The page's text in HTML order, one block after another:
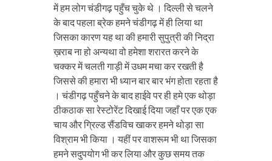
में हम लोग चंडीगढ़ पहुँच चुके थे । दिल्ली से चलने
के बाद पहला ब्रेक हमने चंडीगढ़ में ही लिया था
जिसका कारण यह था की हमारी सुपुत्री की निद्रा
ख़राब ना हो अन्यथा वो हमेशा शरारत करने के
चक्कर में चलती गाड़ी में उधम मचा कर रखती है
जिससे की हमारा भी ध्यान बार बार भंग होता रहता है
। चंडीगढ़ पहुँचने के बाद हाईवे पर ही हमे एक थोड़ा
ठीकठाक सा रेस्टोरेंट दिखाई दिया जहाँ पर एक एक
चाय और ग्रिल्ड सैंडविच खाकर हमने थोड़ा सा
विश्राम भी किया । यहीं पर वाशरूम भी था जिसका
हमने सदुपयोग भी कर लिया और कुछ समय तक